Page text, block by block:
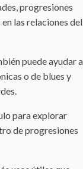
progresiones
las relaciones del
puede ayudar a
o de blues y
para explorar
de progresiones